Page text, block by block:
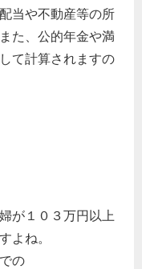
当や不動産等の所
た、公的年金や満
て計算されますの
が１０３万円以上
よね。
の